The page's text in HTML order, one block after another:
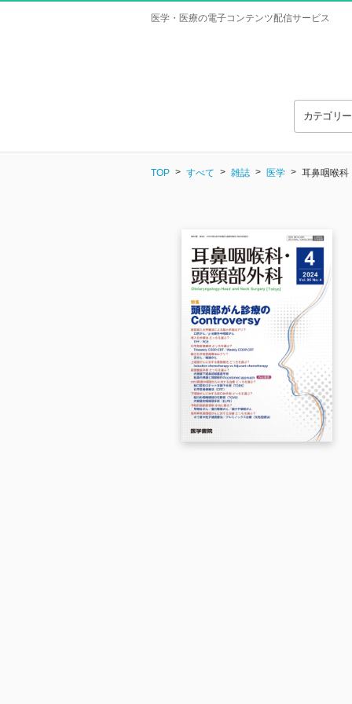
医学・医療の電子コンテンツ配信サービス
カテゴリ
TOP すべて 雑誌 医学 耳鼻咽喉